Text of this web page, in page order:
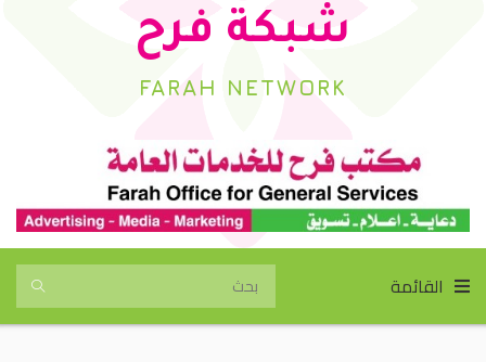
شبكة فرح
FARAH NETWORK
القائمة